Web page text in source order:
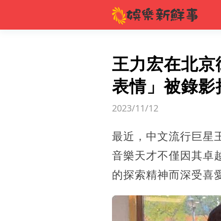
王力宏在北
表情」被錄影
2023/11/12
最近，中文流行巨星
音樂天才不僅因其卓
的探索精神而深受喜